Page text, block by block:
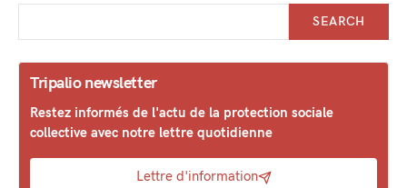
SEARCH
Tripalio newsletter
Restez informés de l'actu de la protection sociale
collective avec notre lettre quotidienne
Lettre d'information